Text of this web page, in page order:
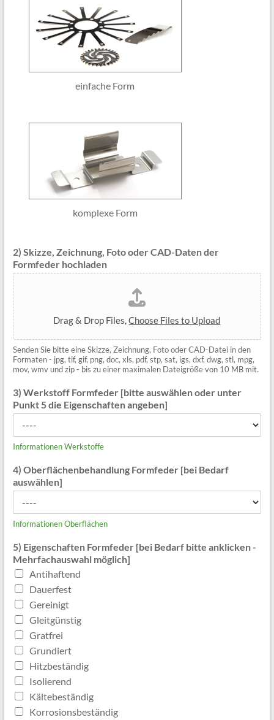
einfache Form
komplexe Form
2) Skizze, Zeichnung, Foto oder CAD-Daten der
Formfeder hochladen
Drag & Drop Files,Choose Files to Upload
Senden Sie bitte eine Skizze, Zeichnung, Foto oder CAD-Datei in den
Formaten - jpg, tif, gif, png, doc, xls, pdf, stp, sat, igs, dxf, dwg, stl, mpg,
mov, wmv und zip - bis zu einer maximalen Dateigröße von 10 MB mit.
3) Werkstoff Formfeder [bitte auswählen oder unter
Punkt 5 die Eigenschaften angeben]
Informationen Werkstoffe
4) Oberflächenbehandlung Formfeder [bei Bedarf
auswählen]
Informationen Oberflächen
5) Eigenschaften Formfeder [bei Bedarf bitte anklicken -
Mehrfachauswahl möglich]
Antihaftend
Dauerfest
Gereinigt
Gleitgünstig
Gratfrei
Grundiert
Hitzbeständig
Isolierend
Kältebeständig
Korrosionsbeständig